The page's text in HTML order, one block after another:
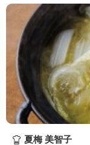
夏梅 美智子